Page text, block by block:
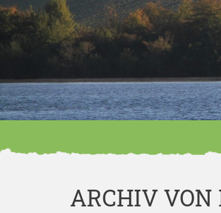
ARCHIV